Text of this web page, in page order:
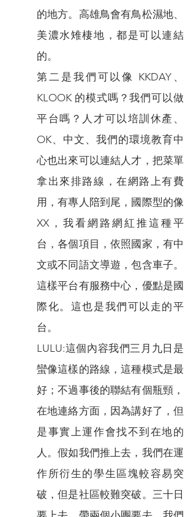
的地方。高雄鳥會有鳥松濕地、
美濃水雉棲地，都是可以連結
的。
第二是我們可以像 KKDAY、
KLOOK 的模式嗎？我們可以做
平台嗎？人才可以培訓休產、
OK、中文、我們的環境教育中
心也出來可以連結人才，把菜單
拿出來排路線，在網路上有費
用，有專人陪到尾，國際型的像
XX，我看網路網紅推這種平
台，各個項目，依照國家，有中
文或不同語文導遊，包含車子。
這樣平台有服務中心，優點是國
際化。這也是我們可以走的平
台。
LULU:這個內容我們三月九日是
蠻像這樣的路線，這種模式是最
好；不過事後的聯結有個瓶頸，
在地連絡方面，因為講好了，但
是事實上運作會找不到在地的
人。假如我們推上去，我們在運
作所衍生的學生區塊較容易突
破，但是社區較難突破。三十日